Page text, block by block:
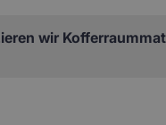
wir